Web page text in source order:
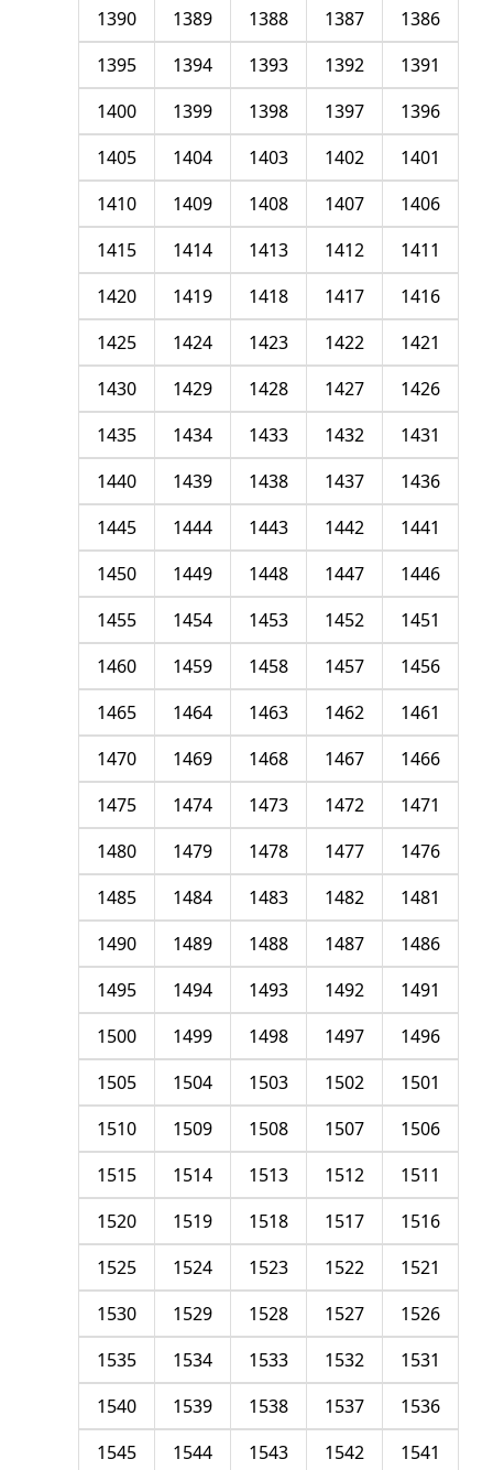
1386
1387
1388
1389
1390
1391
1392
1393
1394
1395
1396
1397
1398
1399
1400
1401
1402
1403
1404
1405
1406
1407
1408
1409
1410
1411
1412
1413
1414
1415
1416
1417
1418
1419
1420
1421
1422
1423
1424
1425
1426
1427
1428
1429
1430
1431
1432
1433
1434
1435
1436
1437
1438
1439
1440
1441
1442
1443
1444
1445
1446
1447
1448
1449
1450
1451
1452
1453
1454
1455
1456
1457
1458
1459
1460
1461
1462
1463
1464
1465
1466
1467
1468
1469
1470
1471
1472
1473
1474
1475
1476
1477
1478
1479
1480
1481
1482
1483
1484
1485
1486
1487
1488
1489
1490
1491
1492
1493
1494
1495
1496
1497
1498
1499
1500
1501
1502
1503
1504
1505
1506
1507
1508
1509
1510
1511
1512
1513
1514
1515
1516
1517
1518
1519
1520
1521
1522
1523
1524
1525
1526
1527
1528
1529
1530
1531
1532
1533
1534
1535
1536
1537
1538
1539
1540
1541
1542
1543
1544
1545